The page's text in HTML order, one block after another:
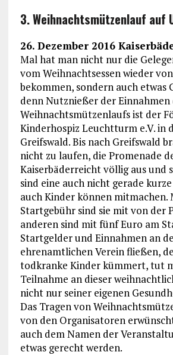
3. Weihnachtsmützenlauf auf
26. Dezember 2016
Mal hat man nicht nur die
vom Weihnachtsessen wieder
bekommen, sondern auch etwas
denn Nutznießer der Einnahmen
Weihnachtsmützenlaufs ist der
Kinderhospiz Leuchtturm e.V. in
Greifswald. Bis nach Greifswald
nicht zu laufen, die Promenade
Kaiserbäderreicht völlig aus und
sind eine auch nicht gerade
auch Kinder können mitmachen.
Startgebühr sind sie mit von der
anderen sind mit fünf Euro am
Startgelder und Einnahmen an
ehrenamtlichen Verein fließen,
todkranke Kinder kümmert, tut
Teilnahme an dieser
nicht nur seiner eigenen
Das Tragen von
von den Organisatoren
auch dem Namen der
etwas gerecht werden.